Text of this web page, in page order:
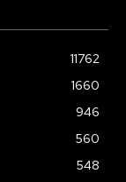
11762
1660
946
560
548